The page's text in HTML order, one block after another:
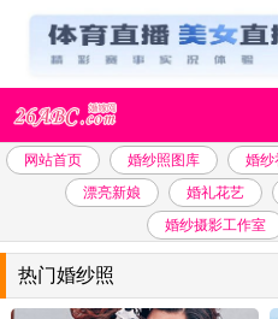
网站首页 婚纱照图库 婚纱
漂亮新娘
婚礼花艺
婚纱摄影工作室
热门婚纱照